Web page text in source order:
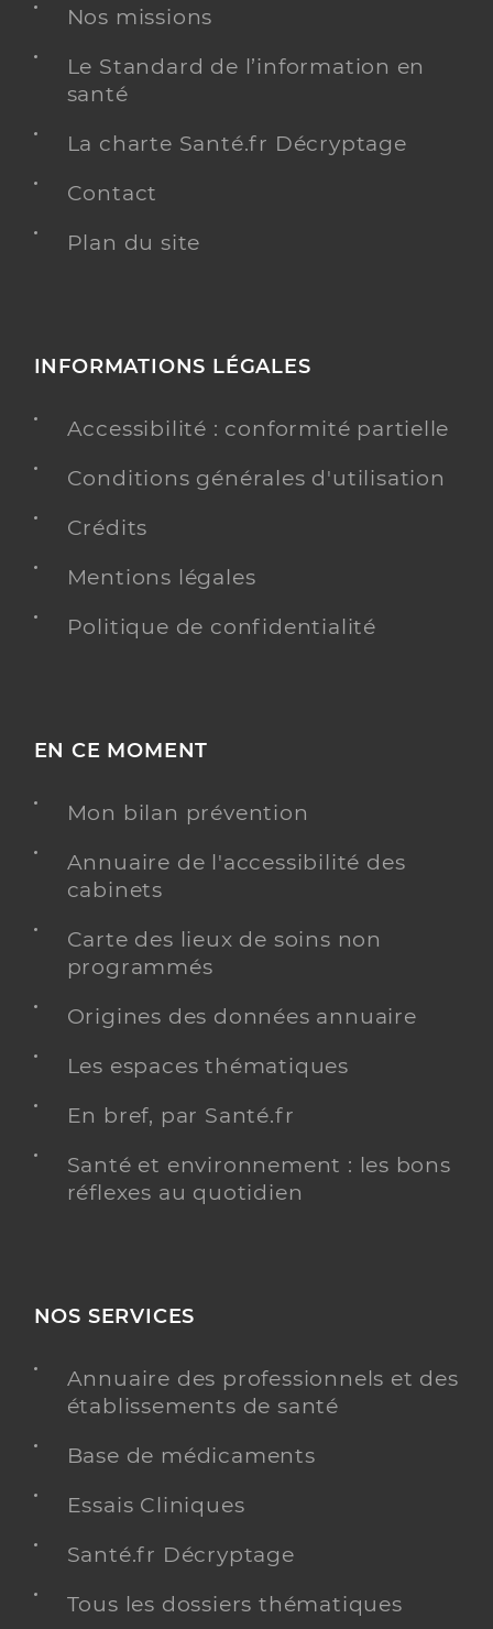
Nos missions
Le Standard de l’information en
santé
La charte Santé.fr Décryptage
Contact
Plan du site
INFORMATIONS LÉGALES
Accessibilité : conformité partielle
Conditions générales d'utilisation
Crédits
Mentions légales
Politique de confidentialité
EN CE MOMENT
Mon bilan prévention
Annuaire de l'accessibilité des
cabinets
Carte des lieux de soins non
programmés
Origines des données annuaire
Les espaces thématiques
En bref, par Santé.fr
Santé et environnement : les bons
réflexes au quotidien
NOS SERVICES
Annuaire des professionnels et des
établissements de santé
Base de médicaments
Essais Cliniques
Santé.fr Décryptage
Tous les dossiers thématiques